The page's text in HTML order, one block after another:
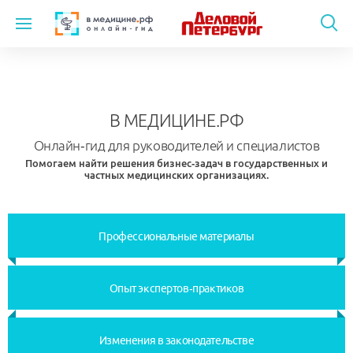
Вебинары
Эксперты
Новости
О проекте
Контакты
В МЕДИЦИНЕ.РФ
Онлайн-гид для руководителей и специалистов
Помогаем найти решения бизнес-задач в государственных и
частных медицинских организациях.
Профессиональные материалы
Опыт экспертов-практиков
Изменения в законодательстве